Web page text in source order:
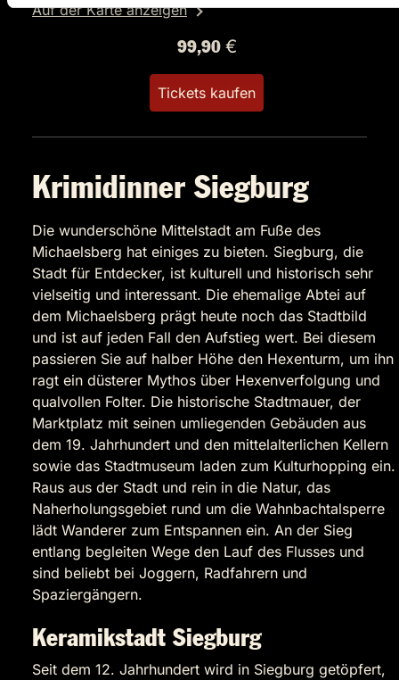
Auf der Karte anzeigen
99,90 €
Tickets kaufen
Krimidinner Siegburg
Die wunderschöne Mittelstadt am Fuße des
Michaelsberg hat einiges zu bieten. Siegburg, die
Stadt für Entdecker, ist kulturell und historisch sehr
vielseitig und interessant. Die ehemalige Abtei auf
dem Michaelsberg prägt heute noch das Stadtbild
und ist auf jeden Fall den Aufstieg wert. Bei diesem
passieren Sie auf halber Höhe den Hexenturm, um ihn
ragt ein düsterer Mythos über Hexenverfolgung und
qualvollen Folter. Die historische Stadtmauer, der
Marktplatz mit seinen umliegenden Gebäuden aus
dem 19. Jahrhundert und den mittelalterlichen Kellern
sowie das Stadtmuseum laden zum Kulturhopping ein.
Raus aus der Stadt und rein in die Natur, das
Naherholungsgebiet rund um die Wahnbachtalsperre
lädt Wanderer zum Entspannen ein. An der Sieg
entlang begleiten Wege den Lauf des Flusses und
sind beliebt bei Joggern, Radfahrern und
Spaziergängern.
Keramikstadt Siegburg
Seit dem 12. Jahrhundert wird in Siegburg getöpfert,